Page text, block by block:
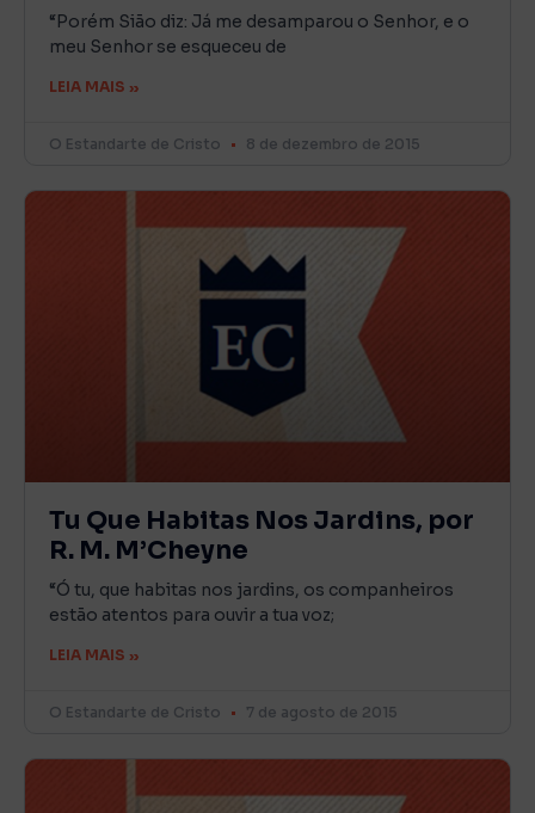
“Porém Sião diz: Já me desamparou o Senhor, e o
meu Senhor se esqueceu de
LEIA MAIS »
O Estandarte de Cristo 8 de dezembro de 2015
Tu Que Habitas Nos Jardins, por
R. M. M’Cheyne
“Ó tu, que habitas nos jardins, os companheiros
estão atentos para ouvir a tua voz;
LEIA MAIS »
O Estandarte de Cristo 7 de agosto de 2015